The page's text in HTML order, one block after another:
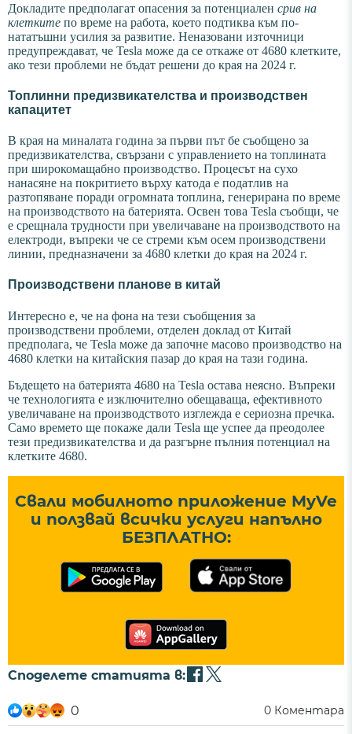
Докладите предполагат опасения за потенциален срив на
клетките по време на работа, което подтиква към по-
нататъшни усилия за развитие. Неназовани източници
предупреждават, че Tesla може да се откаже от 4680 клетките,
ако тези проблеми не бъдат решени до края на 2024 г.
Топлинни предизвикателства и производствен
капацитет
В края на миналата година за първи път бе съобщено за
предизвикателства, свързани с управлението на топлината
при широкомащабно производство. Процесът на сухо
нанасяне на покритието върху катода е податлив на
разтопяване поради огромната топлина, генерирана по време
на производството на батерията. Освен това Tesla съобщи, че
е срещнала трудности при увеличаване на производството на
електроди, въпреки че се стреми към осем производствени
линии, предназначени за 4680 клетки до края на 2024 г.
Производствени планове в китай
Интересно е, че на фона на тези съобщения за
производствени проблеми, отделен доклад от Китай
предполага, че Tesla може да започне масово производство на
4680 клетки на китайския пазар до края на тази година.
Бъдещето на батерията 4680 на Tesla остава неясно. Въпреки
че технологията е изключително обещаваща, ефективното
увеличаване на производството изглежда е сериозна пречка.
Само времето ще покаже дали Tesla ще успее да преодолее
тези предизвикателства и да разгърне пълния потенциал на
клетките 4680.
Свали мобилното приложение MyVe
и ползвай всички услуги напълно
БЕЗПЛАТНО:
Споделете статията в:
0 0 Коментара